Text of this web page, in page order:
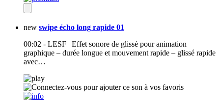
new swipe écho long rapide 01
00:02 - LESF | Effet sonore de glissé pour animation
graphique – durée longue et mouvement rapide – glissé rapide
avec…